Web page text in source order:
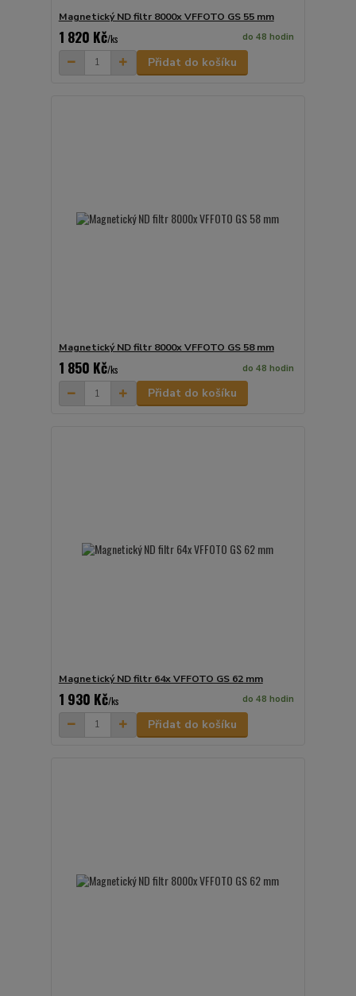
Magnetický ND filtr 8000x VFFOTO GS 55 mm
1 820 Kč/ks do 48 hodin
Přidat do košíku
Magnetický ND filtr 8000x VFFOTO GS 58 mm
1 850 Kč/ks do 48 hodin
Přidat do košíku
Magnetický ND filtr 64x VFFOTO GS 62 mm
1 930 Kč/ks do 48 hodin
Přidat do košíku